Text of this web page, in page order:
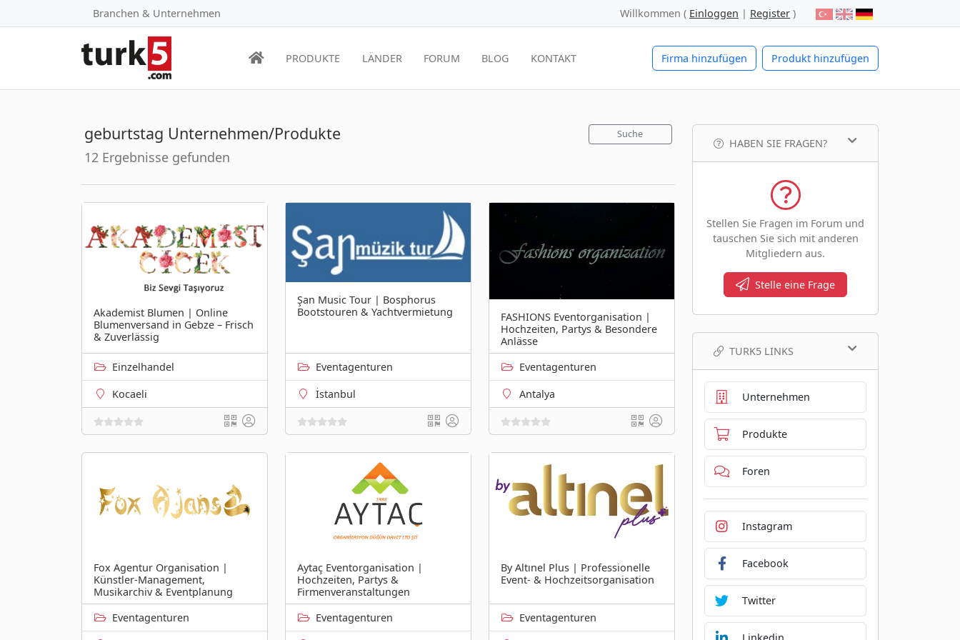
Branchen & Unternehmen Willkommen ( Einloggen | Register )
Firma hinzufügen Produkt hinzufügen
PRODUKTE LÄNDER FORUM BLOG KONTAKT
geburtstag Unternehmen/Produkte
12 Ergebnisse gefunden
Suche
Akademist Blumen | Online
Blumenversand in Gebze – Frisch
& Zuverlässig
Einzelhandel
Kocaeli
Şan Music Tour | Bosphorus
Bootstouren & Yachtvermietung
Eventagenturen
İstanbul
FASHIONS Eventorganisation |
Hochzeiten, Partys & Besondere
Anlässe
Eventagenturen
Antalya
Fox Agentur Organisation |
Künstler-Management,
Musikarchiv & Eventplanung
Eventagenturen
Aytaç Eventorganisation |
Hochzeiten, Partys &
Firmenveranstaltungen
Eventagenturen
By Altınel Plus | Professionelle
Event- & Hochzeitsorganisation
Eventagenturen
HABEN SIE FRAGEN?
Stellen Sie Fragen im Forum und
tauschen Sie sich mit anderen
Mitgliedern aus.
Stelle eine Frage
TURK5 LINKS
Unternehmen
Produkte
Foren
Instagram
Facebook
Twitter